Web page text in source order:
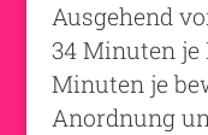
Ausgehend
34 Minuten je
Minuten je
Anordnung